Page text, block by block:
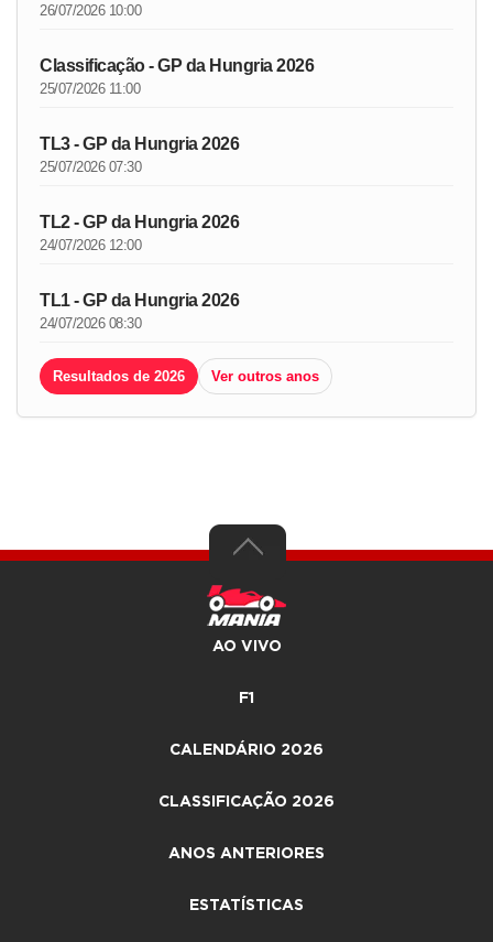
26/07/2026 10:00
Classificação - GP da Hungria 2026
25/07/2026 11:00
TL3 - GP da Hungria 2026
25/07/2026 07:30
TL2 - GP da Hungria 2026
24/07/2026 12:00
TL1 - GP da Hungria 2026
24/07/2026 08:30
Resultados de 2026 Ver outros anos
AO VIVO
F1
CALENDÁRIO 2026
CLASSIFICAÇÃO 2026
ANOS ANTERIORES
ESTATÍSTICAS